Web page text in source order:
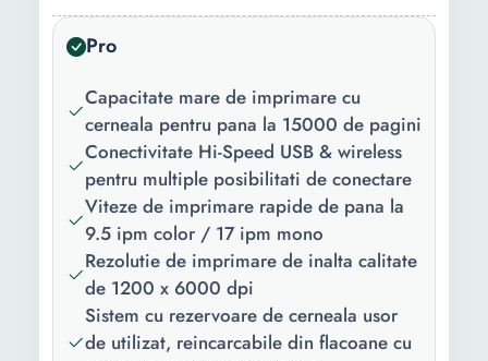
principale:
Format general
imprimanta:
A4
Printare
fata/verso
(Duplex):
Manual
Alimentator
automat de
documente
(ADF):
Nu
Pro
Capacitate mare de imprimare cu
cerneala pentru pana la 15000 de pagini
Conectivitate Hi-Speed USB & wireless
pentru multiple posibilitati de conectare
Viteze de imprimare rapide de pana la
9.5 ipm color / 17 ipm mono
Rezolutie de imprimare de inalta calitate
de 1200 x 6000 dpi
Sistem cu rezervoare de cerneala usor
de utilizat, reincarcabile din flacoane cu